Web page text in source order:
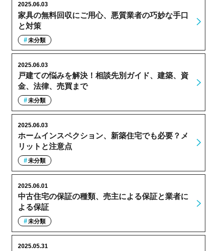
家具の無料回収にご用心、悪質業者の巧妙な手口
と対策
2025.06.03
未分類
戸建ての悩みを解決！相談先別ガイド、建築、資
金、法律、売買まで
2025.06.03
未分類
ホームインスペクション、新築住宅でも必要？メ
リットと注意点
2025.06.03
未分類
中古住宅の保証の種類、売主による保証と業者に
よる保証
2025.06.01
未分類
2025.05.31